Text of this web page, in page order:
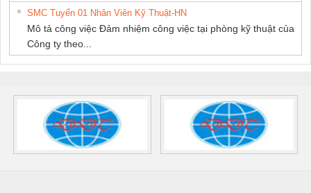
SMC Tuyển 01 Nhân Viên Kỹ Thuật-HN
Mô tả công việc Đảm nhiệm công việc tại phòng kỹ thuật của
Công ty theo...